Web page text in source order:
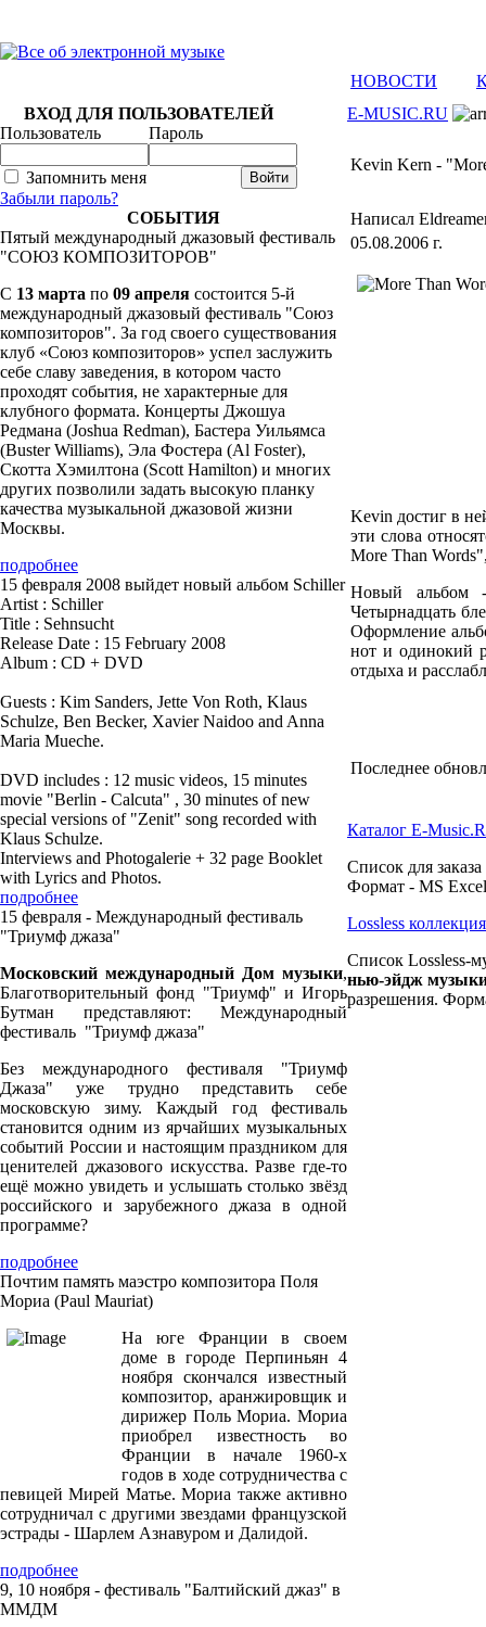
НОВОСТИ
ВХОД ДЛЯ ПОЛЬЗОВАТЕЛЕЙ
Пользователь
Пароль
Запомнить меня
Забыли пароль?
СОБЫТИЯ
Пятый международный джазовый фестиваль
"СОЮЗ КОМПОЗИТОРОВ"
C 13 марта по 09 апреля состоится 5-й
международный джазовый фестиваль "Союз
композиторов". За год своего существования
клуб «Союз композиторов» успел заслужить
себе славу заведения, в котором часто
проходят события, не характерные для
клубного формата. Концерты Джошуа
Редмана (Joshua Redman), Бастера Уильямса
(Buster Williams), Эла Фостера (Al Foster),
Скотта Хэмилтона (Scott Hamilton) и многих
других позволили задать высокую планку
качества музыкальной джазовой жизни
Москвы.
подробнее
15 февраля 2008 выйдет новый альбом Schiller
Artist : Schiller
Title : Sehnsucht
Release Date : 15 February 2008
Album : CD + DVD
Guests : Kim Sanders, Jette Von Roth, Klaus
Schulze, Ben Becker, Xavier Naidoo and Anna
Maria Mueche.
DVD includes : 12 music videos, 15 minutes
movie "Berlin - Calcuta" , 30 minutes of new
special versions of "Zenit" song recorded with
Klaus Schulze.
Interviews and Photogalerie + 32 page Booklet
with Lyrics and Photos.
подробнее
15 февраля - Международный фестиваль
"Триумф джаза"
Московский международный Дом музыки,
Благотворительный фонд "Триумф" и Игорь
Бутман представляют: Международный
фестиваль "Триумф джаза"
Без международного фестиваля "Триумф
Джаза" уже трудно представить себе
московскую зиму. Каждый год фестиваль
становится одним из ярчайших музыкальных
событий России и настоящим праздником для
ценителей джазового искусства. Разве где-то
ещё можно увидеть и услышать столько звёзд
российского и зарубежного джаза в одной
программе?
подробнее
Почтим память маэстро композитора Поля
Мориа (Paul Mauriat)
На юге Франции в своем
доме в городе Перпиньян 4
ноября скончался известный
композитор, аранжировщик и
дирижер Поль Мориа. Мориа
приобрел известность во
Франции в начале 1960-х
годов в ходе сотрудничества с
певицей Мирей Матье. Мориа также активно
сотрудничал с другими звездами французской
эстрады - Шарлем Азнавуром и Далидой.
подробнее
9, 10 ноября - фестиваль "Балтийский джаз" в
ММДМ
E-MUSIC.RU
Kevin Kern -
Написал
05.08.2006 г.
Kevin достиг в
эти слова
More Than
Новый альбом
Четырнадцать
Оформление
нот и одинокий
отдыха и
Последнее
Каталог E-
Список для
Формат - MS
Lossless
Список Lossless-
нью-эйдж
разрешения.